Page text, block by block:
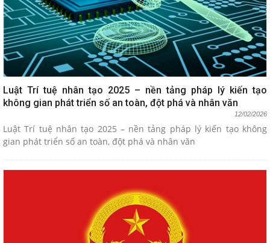
Luật Trí tuệ nhân tạo 2025 – nền tảng pháp lý kiến tạo
không gian phát triển số an toàn, đột phá và nhân văn
12/02/2026
Luật Trí tuệ nhân tạo 2025 – nền tảng pháp lý kiến tạo không
gian phát triển số an toàn, đột phá và nhân văn